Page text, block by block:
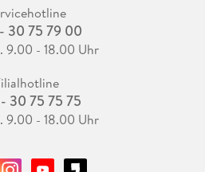
30 75 79 00
9.00 - 18.00 Uhr
30 75 75 75
9.00 - 18.00 Uhr